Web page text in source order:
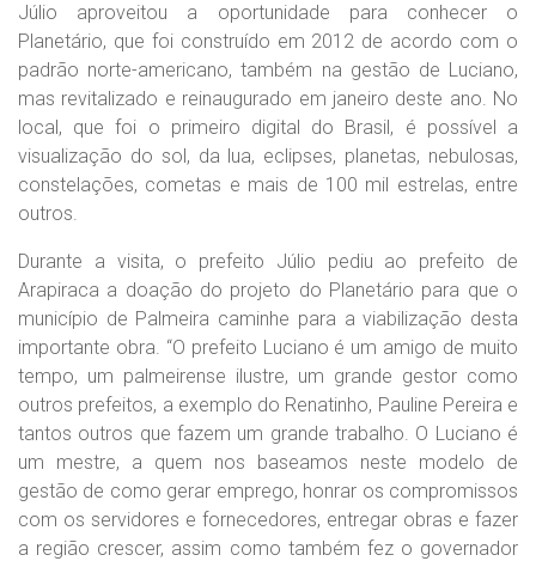
Júlio aproveitou a oportunidade para conhecer o
Planetário, que foi construído em 2012 de acordo com o
padrão norte-americano, também na gestão de Luciano,
mas revitalizado e reinaugurado em janeiro deste ano. No
local, que foi o primeiro digital do Brasil, é possível a
visualização do sol, da lua, eclipses, planetas, nebulosas,
constelações, cometas e mais de 100 mil estrelas, entre
outros.
Durante a visita, o prefeito Júlio pediu ao prefeito de
Arapiraca a doação do projeto do Planetário para que o
município de Palmeira caminhe para a viabilização desta
importante obra. “O prefeito Luciano é um amigo de muito
tempo, um palmeirense ilustre, um grande gestor como
outros prefeitos, a exemplo do Renatinho, Pauline Pereira e
tantos outros que fazem um grande trabalho. O Luciano é
um mestre, a quem nos baseamos neste modelo de
gestão de como gerar emprego, honrar os compromissos
com os servidores e fornecedores, entregar obras e fazer
a região crescer, assim como também fez o governador